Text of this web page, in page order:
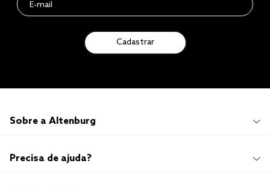
Cadastrar
Sobre a Altenburg
Institucional
Precisa de ajuda?